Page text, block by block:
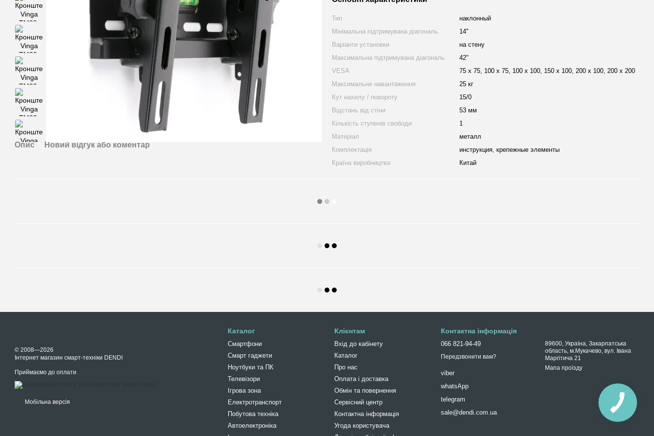
Опис Новий відгук або коментар
Тип
наклонный
Мінімальна підтримувана діагональ
14"
Варіанти установки
на стену
Максимальна підтримувана діагональ
42"
VESA
75 x 75, 100 х 75, 100 x 100, 150 x 100, 200 x 100, 200 x 200
Максимальне навантаження
25 кг
Кут нахилу / повороту
15/0
Відстань від стіни
53 мм
Кількість ступенів свободи
1
Матеріал
металл
Комплектація
инструкция, крепежные элементы
Країна виробництва
Китай
© 2008—2026
Інтернет магазин смарт-техніки DENDI
Приймаємо до оплати
Мобільна версія
Каталог
Смартфони
Смарт гаджети
Ноутбуки та ПК
Телевізори
Ігрова зона
Електротранспорт
Побутова техніка
Автоелектроніка
Клієнтам
Вхід до кабінету
Каталог
Про нас
Оплата і доставка
Обмін та повернення
Сервісний центр
Контактна інформація
Угода користувача
Контактна інформація
066 821-94-49
Передзвонити вам?
viber
whatsApp
telegram
sale@dendi.com.ua
89600, Україна, Закарпатська
область, м.Мукачево, вул. Івана
Маргітича 21
Мапа проїзду